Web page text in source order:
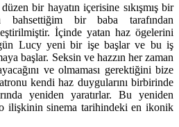
bir hayatın içerisine sıkışmış bir
bahsettiğim bir baba tarafından
İçinde yatan haz ögelerini
Lucy yeni bir işe başlar ve bu iş
başlar. Seksin ve hazzın her zaman
ve olmaması gerektiğini bize
kendi haz duygularını birbirinde
yeniden yaratırlar. Bu yeniden
ilişkinin sinema tarihindeki en ikonik